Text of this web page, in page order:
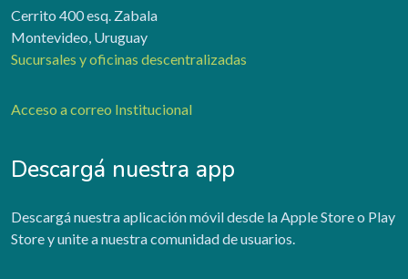
Cerrito 400 esq. Zabala
Montevideo, Uruguay
Sucursales y oficinas descentralizadas
Acceso a correo Institucional
Descargá nuestra app
Descargá nuestra aplicación móvil desde la Apple Store o Play
Store y unite a nuestra comunidad de usuarios.